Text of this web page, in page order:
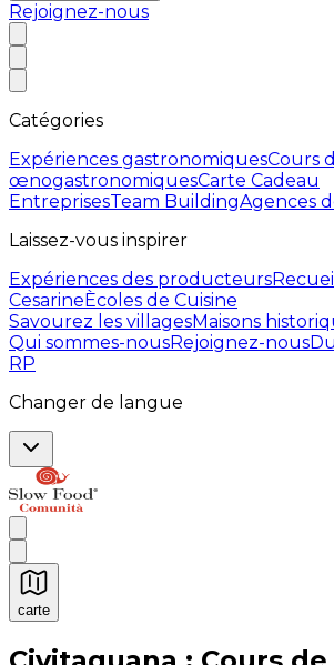
Rejoignez-nous
Catégories
Expériences gastronomiquesCours
œnogastronomiquesCarte Cadeau
EntreprisesTeam BuildingAgences
Laissez-vous inspirer
Expériences des producteurs
CesarineÈcoles de Cuisine
Savourez les villagesMaisons
Qui sommes-nousRejoignez-nous
RP
Changer de langue
carte
Expériences culinaires inoubliables